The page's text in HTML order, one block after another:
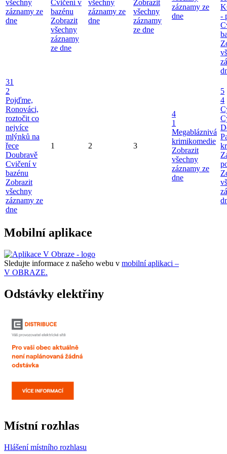
všechny
záznamy ze
dne
Cvičení v
bazénu
Zobrazit
všechny
záznamy
ze dne
všechny
záznamy ze
dne
Zobrazit
všechny
záznamy
ze dne
záznamy ze
dne
-
31
2
Pojďme,
Ronováci,
roztočit co
nejvíce
mlýnků na
řece
Doubravě
Cvičení v
bazénu
Zobrazit
všechny
záznamy ze
dne
1 2 3
4
1
Megabláznivá
krimikomedie
Zobrazit
všechny
záznamy ze
dne
5
4
Mobilní aplikace
Sledujte informace z našeho webu v mobilní aplikaci –
V OBRAZE.
Odstávky elektřiny
Místní rozhlas
Hlášení místního rozhlasu